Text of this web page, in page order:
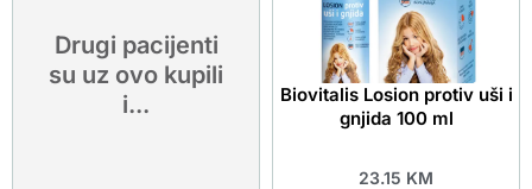
Drugi pacijenti
su uz ovo kupili
i...
Biovitalis Losion protiv uši i
gnjida 100 ml
23.15 KM